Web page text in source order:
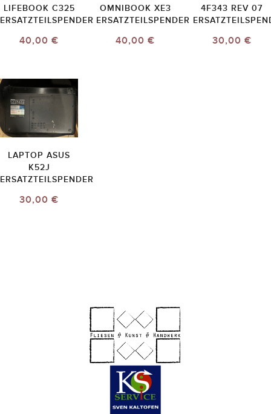
LIFEBOOK C325
ERSATZTEILSPENDER
40,00 €
OMNIBOOK XE3
ERSATZTEILSPENDER
40,00 €
4F343 REV 07
30,00 €
LAPTOP ASUS
K52J
ERSATZTEILSPENDER
30,00 €